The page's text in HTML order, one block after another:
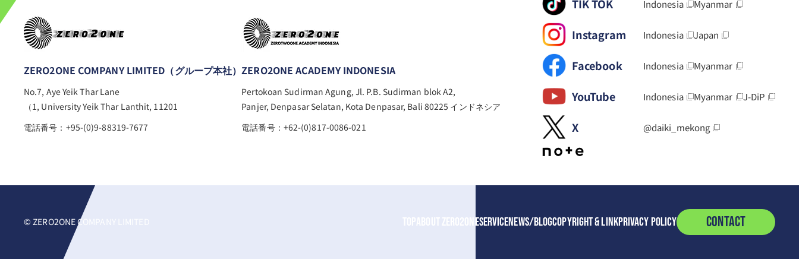
ZERO2ONE COMPANY LIMITED（グループ本社）
No.7, Aye Yeik Thar Lane
（1, University Yeik Thar Lanthit, 11201
電話番号：+95-(0)9-88319-7677
ZERO2ONE ACADEMY INDONESIA
Pertokoan Sudirman Agung, Jl. P.B. Sudirman blok A2,
Panjer, Denpasar Selatan, Kota Denpasar, Bali 80225 インドネシア
電話番号：+62-(0)817-0086-021
TIK TOK Indonesia Myanmar
Instagram Indonesia Japan
Facebook Indonesia Myanmar
YouTube Indonesia Myanmar J-DiP
X @daiki_mekong
© ZERO2ONE COMPANY LIMITED TOPABOUT ZERO2ONESERVICENEWS/BLOGCOPYRIGHT & LINKPRIVACY POLICY CONTACT